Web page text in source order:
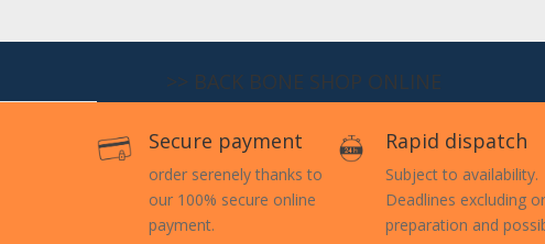
>> BACK BONE SHOP ONLINE
Secure payment
order serenely thanks to
our 100% secure online
payment.
Rapid dispatch
Subject to availability.
Deadlines excluding
preparation and